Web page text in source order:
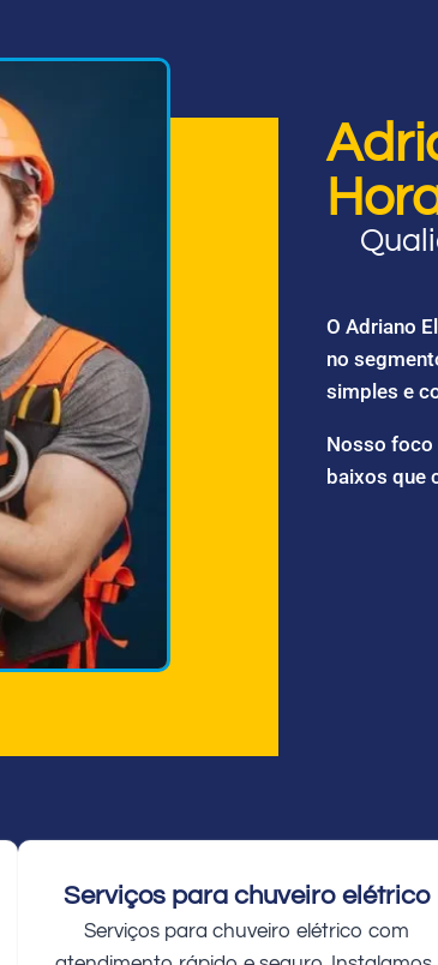
O Adriano
no
simples e
Nosso foco
baixos que
Serviços para chuveiro elétrico
Serviços para chuveiro elétrico com